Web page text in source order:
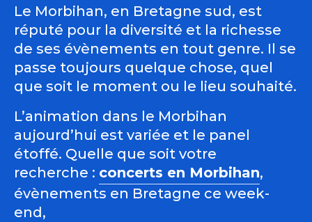
Le Morbihan, en Bretagne sud, est
réputé pour la diversité et la richesse
de ses évènements en tout genre. Il se
passe toujours quelque chose, quel
que soit le moment ou le lieu souhaité.
L’animation dans le Morbihan
aujourd’hui est variée et le panel
étoffé. Quelle que soit votre
recherche : concerts en Morbihan,
évènements en Bretagne ce week-
end,